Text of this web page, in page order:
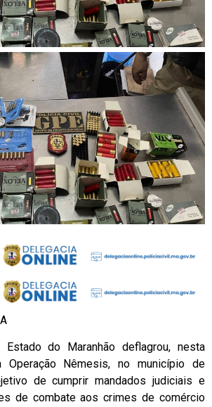
do Maranhão deflagrou, nesta
Operação Nêmesis, no município de
de cumprir mandados judiciais e
de combate aos crimes de comércio